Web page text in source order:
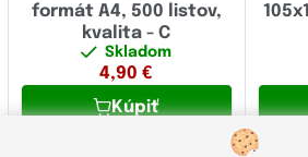
formát A4, 500 listov,
kvalita - C
Skladom
4,90 €
Kúpiť